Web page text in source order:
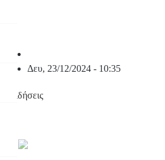
Δευ, 23/12/2024 - 10:35
Ειδήσεις